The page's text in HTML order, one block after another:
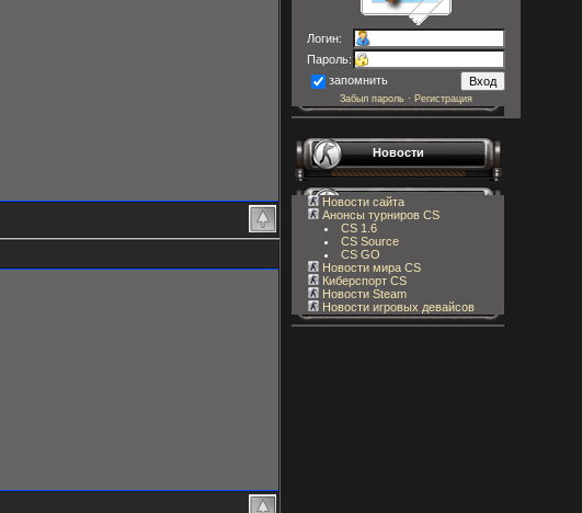
Логин:
Пароль:
запомнить
Забыл пароль · Регистрация
Новости
Новости сайта
Анонсы турниров CS
CS 1.6
CS Source
CS GO
Новости мира CS
Киберспорт CS
Новости Steam
Новости игровых девайсов